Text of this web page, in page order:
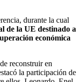
durante la cual
de la UE destinado a
económica
reconstruir en
la participación de